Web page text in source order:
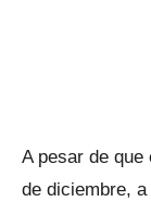
A pesar de
de diciembre,